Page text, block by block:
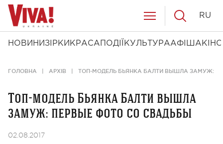
НОВИНИ ЗІРКИ КРАСА ПОДІЇ КУЛЬТУРААФІША КІНО
RU
ГОЛОВНА АРХІВ ТОП-МОДЕЛЬ БЬЯНКА БАЛТИ ВЫШЛА ЗАМУЖ:
Топ-модель Бьянка Балти вышла
замуж: первые фото со свадьбы
02.08.2017